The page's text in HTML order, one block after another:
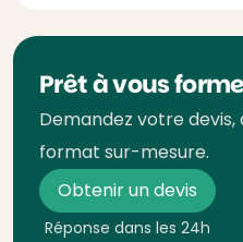
Prêt à vous
Demandez votre
format sur-mesure.
Obtenir un devis
Réponse dans les 24h